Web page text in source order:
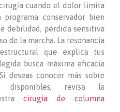
cuando el dolor limita
conservador bien
debilidad, pérdida sensitiva
de la marcha. La resonancia
que explica tus
busca máxima eficacia
deseas conocer más sobre
disponibles, revisa la
cirugía de columna